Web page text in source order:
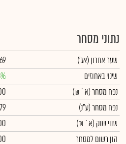
נתוני מסחר
שער אחרון (אג')
שינוי באחוזים
נפח מסחר(א` ₪)
נפח מסחר(ע"נ)
שווי שוק (א` ₪)
הון רשום למסחר